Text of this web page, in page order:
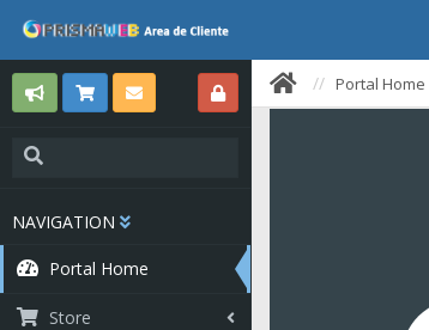
NAVIGATION
Portal Home
Store
Portal Home